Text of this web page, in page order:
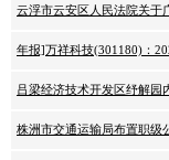
云浮市云安区人民法院关于
年报]万祥科技(301180)：
吕梁经济技术开发区纾解园
株洲市交通运输局布置职级